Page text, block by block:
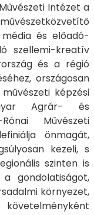
Intézet a
és előadó-
szellemi-kreatív
és a régió
országosan
képzési
Agrár- és
Művészeti
önmagát,
kezeli, s
szinten is
gondolatiságot,
környezet,